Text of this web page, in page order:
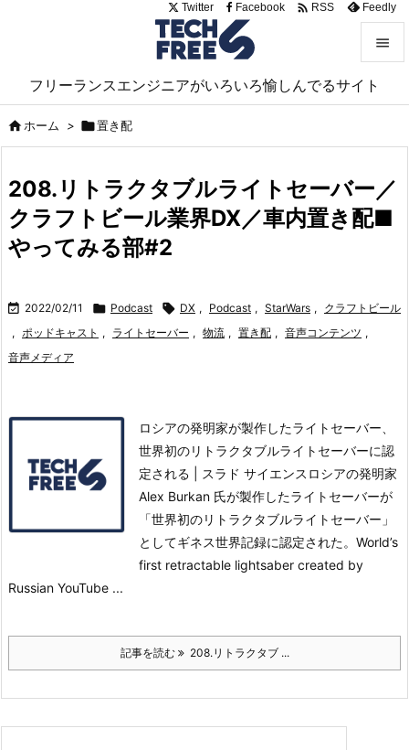
フリーランスエンジニアがいろいろ愉しんでるサイト


サイド

前へ

Twitter Facebook  RSS Feedly
ホーム > 置き配
208.リトラクタブルライトセーバー／
クラフトビール業界DX／車内置き配■
やってみる部#2
 2022/02/11  Podcast  DX , Podcast , StarWars , クラフトビール
, ポッドキャスト , ライトセーバー , 物流 , 置き配 , 音声コンテンツ ,
音声メディア
ロシアの発明家が製作したライトセーバー、
世界初のリトラクタブルライトセーバーに認
定される | スラド サイエンスロシアの発明家
Alex Burkan 氏が製作したライトセーバーが
「世界初のリトラクタブルライトセーバー」
としてギネス世界記録に認定された。 World’s
first retractable lightsaber created by
Russian YouTube ...
記事を読む 208.リトラクタブ ...